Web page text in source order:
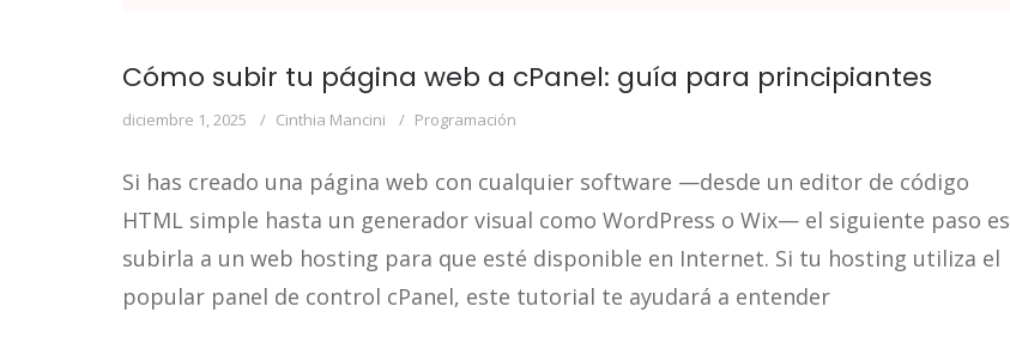
Cómo subir tu página web a cPanel: guía para principiantes
diciembre 1, 2025 Cinthia Mancini Programación
Si has creado una página web con cualquier software —desde un editor de código
HTML simple hasta un generador visual como WordPress o Wix— el siguiente paso es
subirla a un web hosting para que esté disponible en Internet. Si tu hosting utiliza el
popular panel de control cPanel, este tutorial te ayudará a entender